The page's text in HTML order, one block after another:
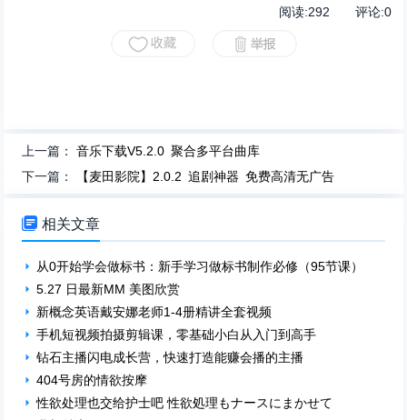
阅读:292 评论:0
上一篇：音乐下载V5.2.0 聚合多平台曲库
下一篇：
【麦田影院】2.0.2 追剧神器 免费高清无广告
 相关文章
从0开始学会做标书：新手学习做标书制作必修（95节课）
5.27 日最新MM 美图欣赏
新概念英语戴安娜老师1-4册精讲全套视频
手机短视频拍摄剪辑课，零基础小白从入门到高手
钻石主播闪电成长营，快速打造能赚会播的主播
404号房的情欲按摩
性欲处理也交给护士吧 性欲処理もナースにまかせて